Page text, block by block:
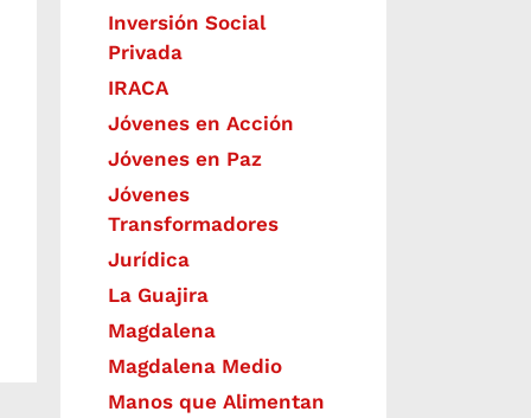
Inversión Social
Privada
IRACA
Jóvenes en Acción
Jóvenes en Paz
Jóvenes
Transformadores
Jurídica
La Guajira
Magdalena
Magdalena Medio
Manos que Alimentan